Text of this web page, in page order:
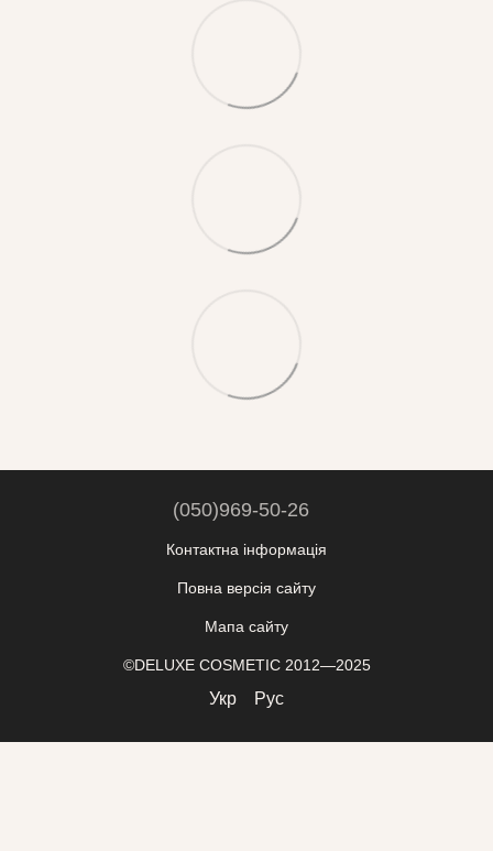
(050)969-50-26
Контактна інформація
Повна версія сайту
Мапа сайту
©DELUXE COSMETIC 2012—2025
Укр Рус